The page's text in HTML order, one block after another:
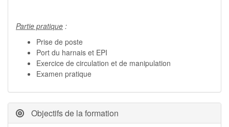
Partie pratique :
Prise de poste
Port du harnais et EPI
Exercice de circulation et de manipulation
Examen pratique
Objectifs de la formation